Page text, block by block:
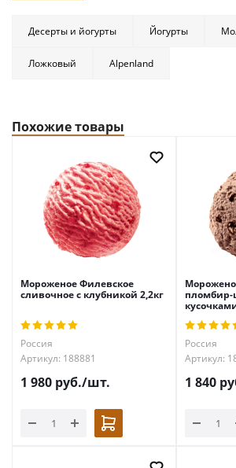
Десерты и йогурты Йогурты
Ложковый Alpenland
Похожие товары
Мороженое Филевское
сливочное с клубникой 2,2кг
Россия
Артикул: 188881
1 980 руб./шт.
Россия
Артикул:
1 840